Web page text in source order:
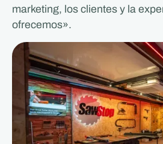
marketing, los clientes y la
ofrecemos».